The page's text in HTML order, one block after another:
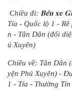
Chiều đi: 𝐁𝐞̂́𝐧 𝐱𝐞
Tía - Quốc lộ 1 -
n - Tân Dân (đối
ú Xuyên)
Chiều về: Tân Dân
yện Phú Xuyên) -
1 - Tía - Thường